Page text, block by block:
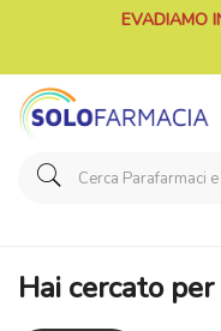
EVADIAMO
Home Categorie Farmaci
Hai cercato